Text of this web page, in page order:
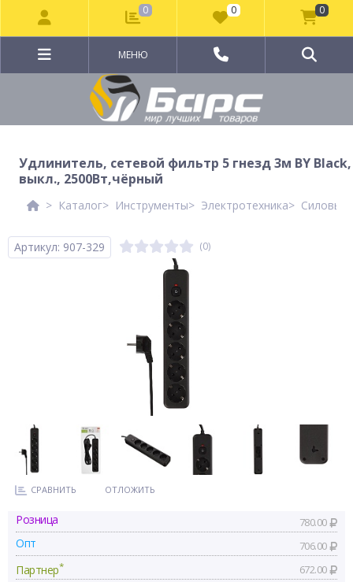
МЕНЮ
Удлинитель, сетевой фильтр 5 гнезд 3м BY Black,
выкл., 2500Вт,чёрный
Каталог Инструменты Электротехника Силовые
Артикул: 907-329 (0)
СРАВНИТЬ ОТЛОЖИТЬ
Розница 780.00
Опт 706.00
Партнер* 672.00
0 0 0